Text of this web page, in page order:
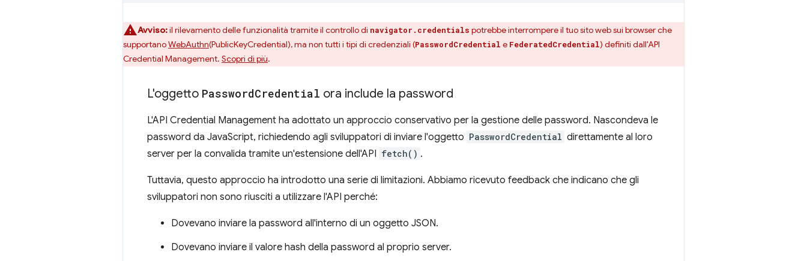
Avviso:il rilevamento delle funzionalità tramite il controllo di navigator.credentials potrebbe interrompere il tuo sito web sui browser che
supportanoWebAuthn(PublicKeyCredential), ma non tutti i tipi di credenziali (PasswordCredential e FederatedCredential) definiti dall'API
Credential Management. Scopri di più.
L'oggetto PasswordCredential ora include la password
L'API Credential Management ha adottato un approccio conservativo per la gestione delle password. Nascondeva le
password da JavaScript, richiedendo agli sviluppatori di inviare l'oggetto PasswordCredential direttamente al loro
server per la convalida tramite un'estensione dell'API fetch() .
Tuttavia, questo approccio ha introdotto una serie di limitazioni. Abbiamo ricevuto feedback che indicano che gli
sviluppatori non sono riusciti a utilizzare l'API perché:
Dovevano inviare la password all'interno di un oggetto JSON.
Dovevano inviare il valore hash della password al proprio server.